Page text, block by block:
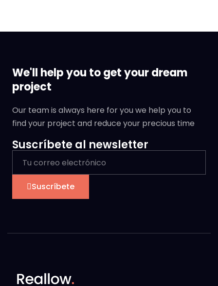
We'll help you to get your dream
project
Our team is always here for you we help you to
find your project and reduce your precious time
Suscríbete al newsletter
Suscríbete